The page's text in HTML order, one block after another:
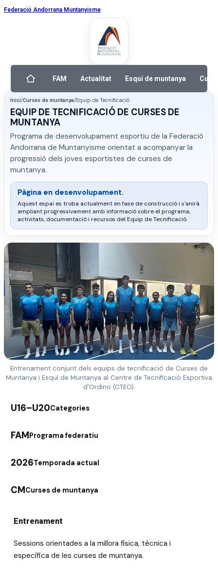
Federació Andorrana Muntanyisme
FAM Actualitat Esquí de muntanya
Inici/Curses de muntanya/Equip de Tecnificació
EQUIP DE TECNIFICACIÓ DE CURSES DE
MUNTANYA
Programa de desenvolupament esportiu de la Federació
Andorrana de Muntanyisme orientat a acompanyar la
progressió dels joves esportistes de curses de
muntanya.
Pàgina en desenvolupament.
Aquest espai es troba actualment en fase de construcció i s'anirà
ampliant progressivament amb informació sobre el programa,
activitats, documentació i recursos del Equip de Tecnificació.
Entrenament conjunt dels equips de tecnificació de Curses de
Muntanya i Esquí de Muntanya al Centre de Tecnificació Esportiva
d'Ordino (CTEO).
U16–U20Categories
FAMPrograma federatiu
2026Temporada actual
CMCurses de muntanya
Entrenament
Sessions orientades a la millora física, tècnica i
específica de les curses de muntanya.